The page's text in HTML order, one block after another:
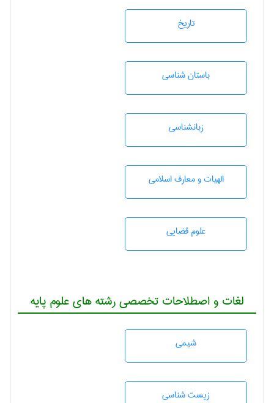
تاريخ
باستان شناسی
زبانشناسی
الهیات و معارف اسلامی
علوم قضایی
لغات و اصطلاحات تخصصی رشته های علوم پایه
شيمی
زيست شناسی